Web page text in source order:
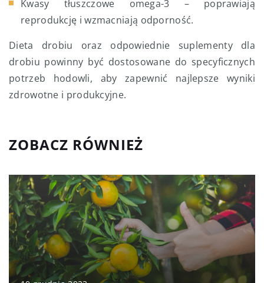
Kwasy tłuszczowe omega-3 – poprawiają
reprodukcję i wzmacniają odporność.
Dieta drobiu oraz odpowiednie suplementy dla
drobiu powinny być dostosowane do specyficznych
potrzeb hodowli, aby zapewnić najlepsze wyniki
zdrowotne i produkcyjne.
ZOBACZ RÓWNIEŻ